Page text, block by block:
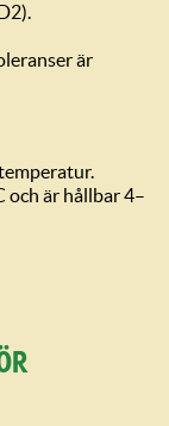
är
och är hållbar 4–